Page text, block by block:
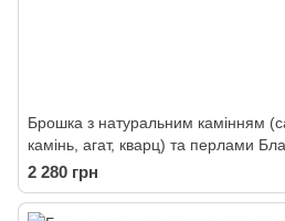
Брошка з натуральним камінням
камінь, агат, кварц) та перлами
робота
2 280 грн